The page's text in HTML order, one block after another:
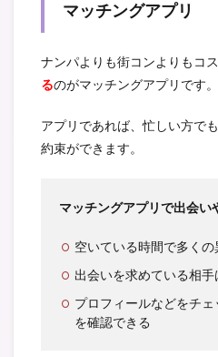
マッチングアプリ
ナンパよりも街コンよりもコス
るのがマッチングアプリです。
アプリであれば、忙しい方で
約束ができます。
マッチングアプリで出会い
空いている時間で多く
出会いを求めている相手
プロフィールなどをチ
を確認できる